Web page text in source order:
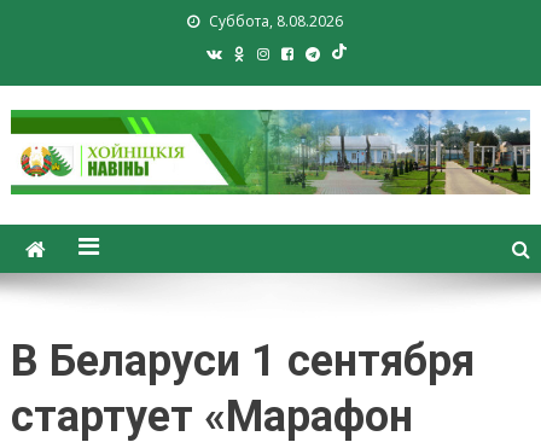
Суббота, 8.08.2026
Хойники. Хойнiцкiя навiны.
Новости Хойник. Районная
В Беларуси 1 сентября
стартует «Марафон